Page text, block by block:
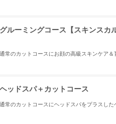
グルーミングコース【スキンスカ
通常のカットコースにお顔の高級スキンケア
ヘッドスパ＋カットコース
通常のカットコースにヘッドスパをプラスした